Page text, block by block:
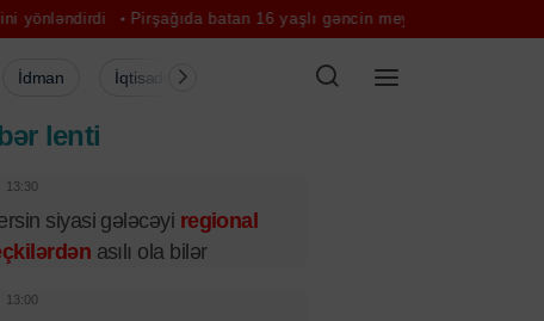
Pirşağıda batan 16 yaşlı gəncin meyiti tapıldı
İdman İqtisadiyyat Şou-biznes Müsahibə
lenti
13:30
siyasi gələcəyi regional
asılı ola bilər
13:00